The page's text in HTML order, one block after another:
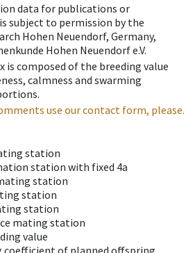
data for publications or
subject to permission by the
Hohen Neuendorf, Germany,
Hohen Neuendorf e.V.
is composed of the breeding value
calmness and swarming
use our contact form, please.
station
station with fixed 4a
station
station
station
mating station
value
coefficient of planned offspring